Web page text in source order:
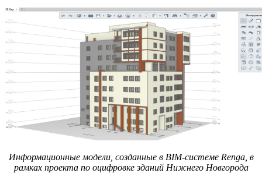
Информационные модели, созданные в BIM-системе Renga, в
рамках проекта по оцифровке зданий Нижнего Новгорода